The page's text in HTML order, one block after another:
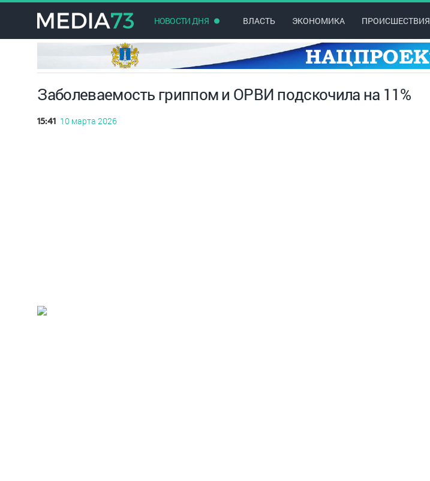
НОВОСТИ ДНЯ ВЛАСТЬ ЭКОНОМИКА ПРОИСШЕСТВИЯ
Заболеваемость гриппом и ОРВИ подскочила на 11%
15:41 10 марта 2026